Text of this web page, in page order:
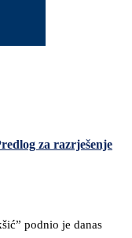
za razrješenje
podnio je danas